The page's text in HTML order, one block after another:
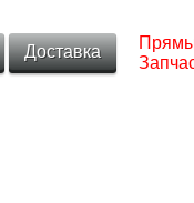
Доставка